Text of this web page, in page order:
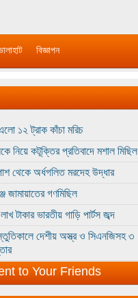
বিজ্ঞাপন
১২ ট্রাক কাঁচা মরিচ
নিয়ে কটূক্তির প্রতিবাদে মশাল মিছিল
থেকে অর্ধগলিত মরদেহ উদ্ধার
জামায়াতের গণমিছিল
টাকার ভারতীয় গাড়ি পার্টস জব্দ
দেশীয় অস্ত্র ও সিএনজিসহ ৩
to Your Friends